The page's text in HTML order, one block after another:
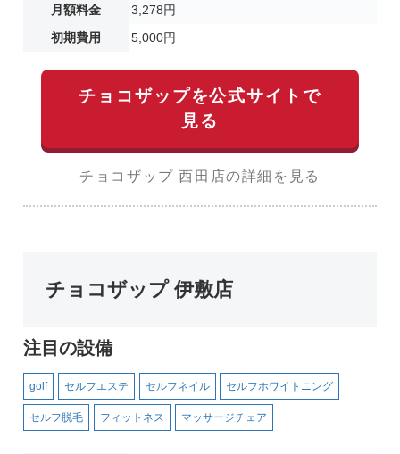
月額料金
3,278円
初期費用
5,000円
チョコザップを公式サイトで
見る
チョコザップ 西田店の詳細を見る
チョコザップ 伊敷店
注目の設備
golf セルフエステ セルフネイル セルフホワイトニング
セルフ脱毛 フィットネス マッサージチェア